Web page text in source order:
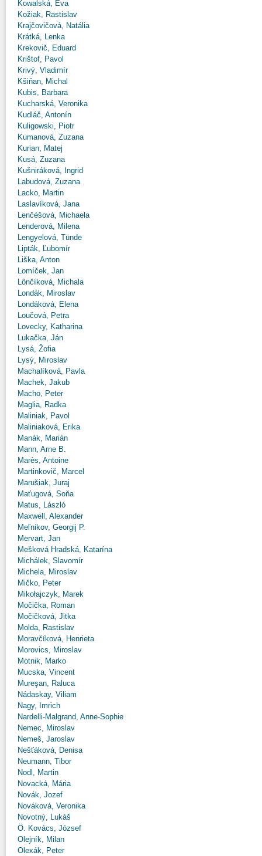
Kowalská, Eva
Kožiak, Rastislav
Krajčovičová, Natália
Krátká, Lenka
Krekovič, Eduard
Krištof, Pavol
Krivý, Vladimír
Kšiňan, Michal
Kubis, Barbara
Kucharská, Veronika
Kudláč, Antonín
Kuligowski, Piotr
Kumanová, Zuzana
Kurian, Matej
Kusá, Zuzana
Kušniráková, Ingrid
Labudová, Zuzana
Lacko, Martin
Laslavíková, Jana
Lenčéšová, Michaela
Lenderová, Milena
Lengyelová, Tünde
Lipták, Ľubomír
Liška, Anton
Lomíček, Jan
Lônčíková, Michala
Londák, Miroslav
Londáková, Elena
Loučová, Petra
Lovecky, Katharina
Lukačka, Ján
Lysá, Žofia
Lysý, Miroslav
Machalíková, Pavla
Machek, Jakub
Macho, Peter
Maglia, Radka
Maliniak, Pavol
Maliniaková, Erika
Manák, Marián
Mann, Arne B.
Marès, Antoine
Martinkovič, Marcel
Marušiak, Juraj
Maťugová, Soňa
Matus, László
Maxwell, Alexander
Meľnikov, Georgij P.
Mervart, Jan
Mešková Hradská, Katarína
Michálek, Slavomír
Michela, Miroslav
Mičko, Peter
Mikołajczyk, Marek
Močička, Roman
Močičková, Jitka
Molda, Rastislav
Moravčíková, Henrieta
Morovics, Miroslav
Motnik, Marko
Mucska, Vincent
Mureşan, Raluca
Nádaskay, Viliam
Nagy, Imrich
Nardelli-Malgrand, Anne-Sophie
Nemec, Miroslav
Nemeš, Jaroslav
Nešťáková, Denisa
Neumann, Tibor
Nodl, Martin
Novacká, Mária
Novák, Jozef
Nováková, Veronika
Novotný, Lukáš
Ö. Kovács, József
Olejník, Milan
Olexák, Peter